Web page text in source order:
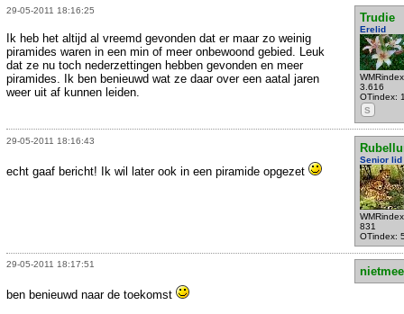
29-05-2011 18:16:25
Trudie
Erelid
3.616
OTindex:
S
Ik heb het altijd al vreemd gevonden dat er maar zo weinig
piramides waren in een min of meer onbewoond gebied. Leuk
dat ze nu toch nederzettingen hebben gevonden en meer
piramides. Ik ben benieuwd wat ze daar over een aatal jaren
weer uit af kunnen leiden.
29-05-2011 18:16:43
Senior lid
831
OTindex:
echt gaaf bericht! Ik wil later ook in een piramide opgezet
29-05-2011 18:17:51
ben benieuwd naar de toekomst